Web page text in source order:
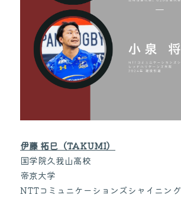
伊藤 拓巳（TAKUMI）
国学院久我山高校
帝京大学
NTTコミュニケーションズシャイニン